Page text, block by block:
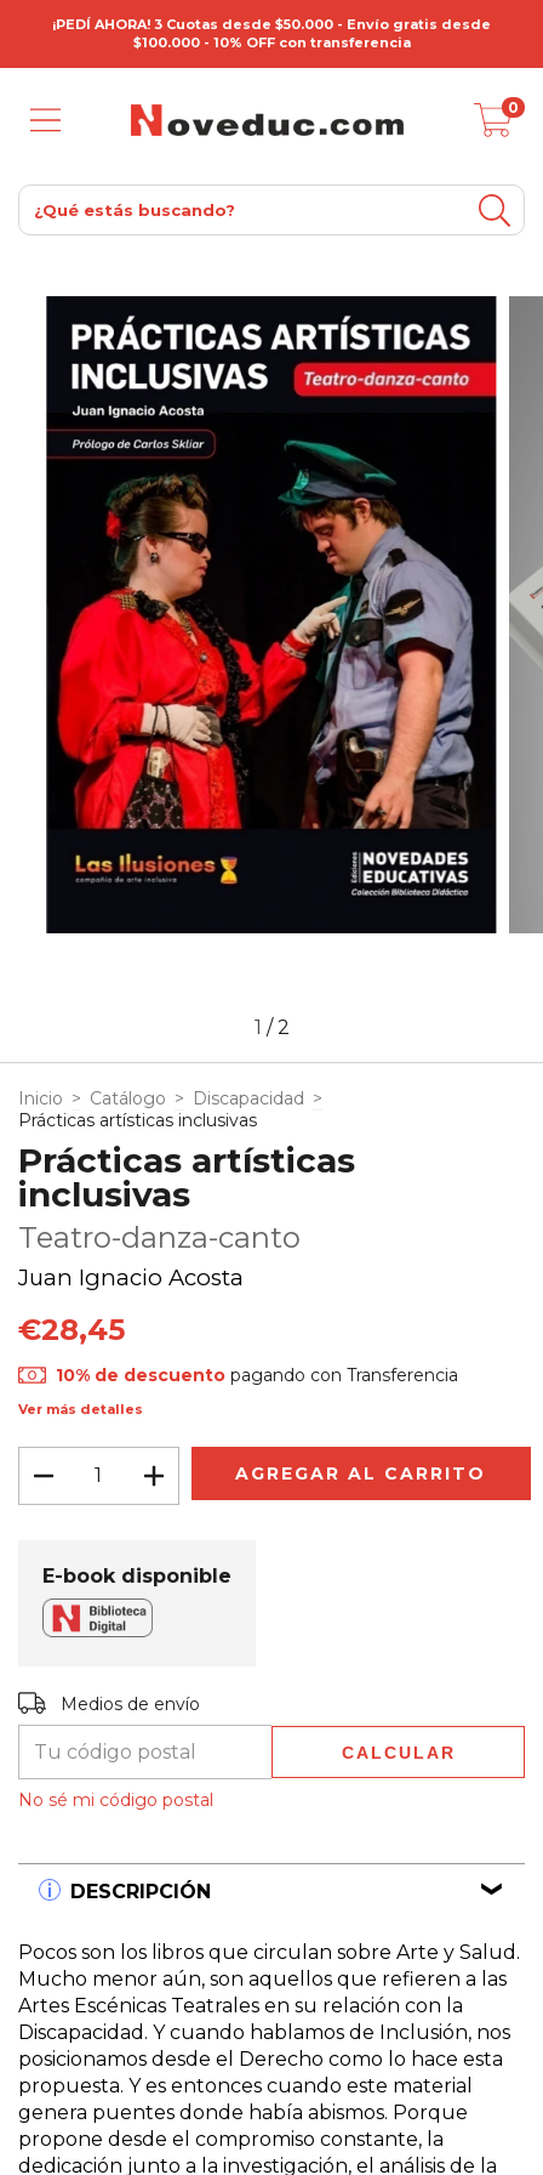
¡PEDÍ AHORA! 3 Cuotas desde $50.000 - Envío gratis desde
$100.000 - 10% OFF con transferencia
0
1 /2
Inicio > Catálogo > Discapacidad >
Prácticas artísticas inclusivas
Prácticas artísticas
inclusivas
Teatro-danza-canto
Juan Ignacio Acosta
€28,45
10% de descuento pagando con Transferencia
Ver más detalles
E-book disponible
Entregas para el CP:
Medios de envío
CALCULAR
No sé mi código postal
DESCRIPCIÓN
Pocos son los libros que circulan sobre Arte y Salud.
Mucho menor aún, son aquellos que refieren a las
Artes Escénicas Teatrales en su relación con la
Discapacidad. Y cuando hablamos de Inclusión, nos
posicionamos desde el Derecho como lo hace esta
propuesta. Y es entonces cuando este material
genera puentes donde había abismos. Porque
propone desde el compromiso constante, la
dedicación junto a la investigación, el análisis de la